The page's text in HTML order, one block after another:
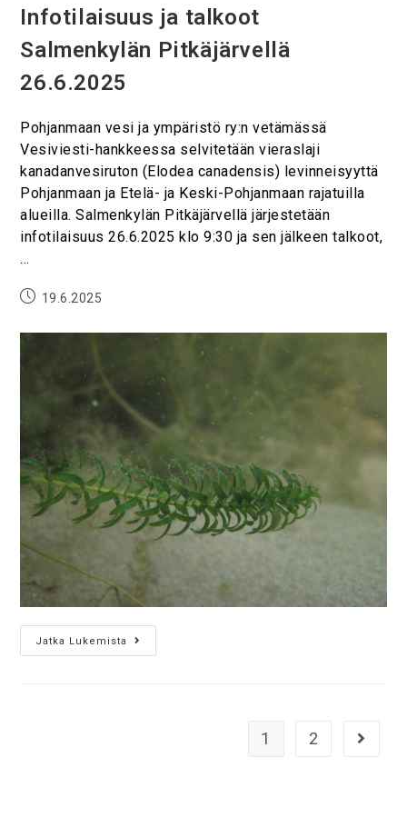
Infotilaisuus ja talkoot
Salmenkylän Pitkäjärvellä
26.6.2025
Pohjanmaan vesi ja ympäristö ry:n vetämässä
Vesiviesti-hankkeessa selvitetään vieraslaji
kanadanvesiruton (Elodea canadensis) levinneisyyttä
Pohjanmaan ja Etelä- ja Keski-Pohjanmaan rajatuilla
alueilla. Salmenkylän Pitkäjärvellä järjestetään
infotilaisuus 26.6.2025 klo 9:30 ja sen jälkeen talkoot,
…
19.6.2025
Jatka Lukemista
1 2